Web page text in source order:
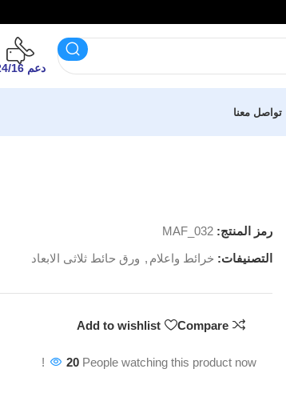
دعم 24/16
تواصل معنا
رمز المنتج: MAF_032
التصنيفات: خرائط واعلام , ورق حائط ثلاثى الابعاد
Compare
Add to wishlist
20 People watching this product now!